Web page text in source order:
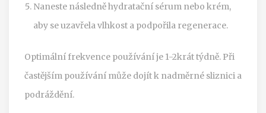
Naneste následně hydratační sérum nebo krém,
aby se uzavřela vlhkost a podpořila regenerace.
Optimální frekvence používání je 1-2krát týdně. Při
častějším používání může dojít k nadměrné sliznici a
podráždění.